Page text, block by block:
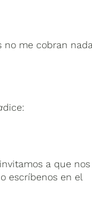
no me cobran
dice:
a que nos
escríbenos en el